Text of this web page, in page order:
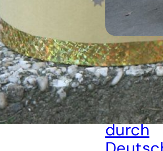
3. Mai
Zum
auf
durch